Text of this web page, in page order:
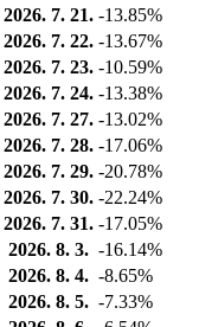
2026. 7. 21. -13.85%
2026. 7. 22. -13.67%
2026. 7. 23. -10.59%
2026. 7. 24. -13.38%
2026. 7. 27. -13.02%
2026. 7. 28. -17.06%
2026. 7. 29. -20.78%
2026. 7. 30. -22.24%
2026. 7. 31. -17.05%
2026. 8. 3. -16.14%
2026. 8. 4. -8.65%
2026. 8. 5. -7.33%